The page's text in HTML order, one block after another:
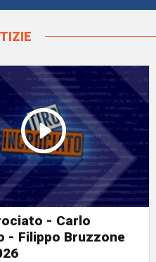
- Carlo
- Filippo Bruzzone